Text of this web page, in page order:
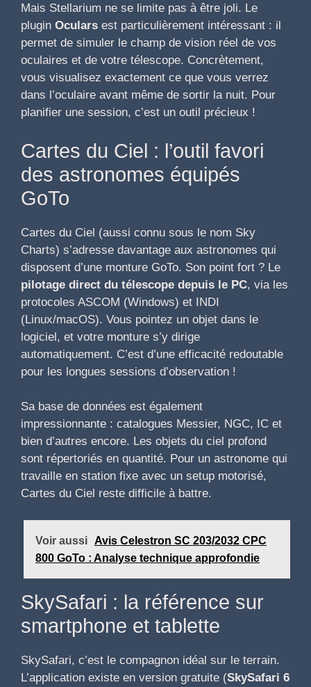
Mais Stellarium ne se limite pas à être joli. Le
plugin Oculars est particulièrement intéressant : il
permet de simuler le champ de vision réel de vos
oculaires et de votre télescope. Concrètement,
vous visualisez exactement ce que vous verrez
dans l’oculaire avant même de sortir la nuit. Pour
planifier une session, c’est un outil précieux !
Cartes du Ciel : l’outil favori
des astronomes équipés
GoTo
Cartes du Ciel (aussi connu sous le nom Sky
Charts) s’adresse davantage aux astronomes qui
disposent d’une monture GoTo. Son point fort ? Le
pilotage direct du télescope depuis le PC, via les
protocoles ASCOM (Windows) et INDI
(Linux/macOS). Vous pointez un objet dans le
logiciel, et votre monture s’y dirige
automatiquement. C’est d’une efficacité redoutable
pour les longues sessions d’observation !
Sa base de données est également
impressionnante : catalogues Messier, NGC, IC et
bien d’autres encore. Les objets du ciel profond
sont répertoriés en quantité. Pour un astronome qui
travaille en station fixe avec un setup motorisé,
Cartes du Ciel reste difficile à battre.
Voir aussi
Avis Celestron SC 203/2032 CPC
800 GoTo : Analyse technique approfondie
SkySafari : la référence sur
smartphone et tablette
SkySafari, c’est le compagnon idéal sur le terrain.
L’application existe en version gratuite (SkySafari 6